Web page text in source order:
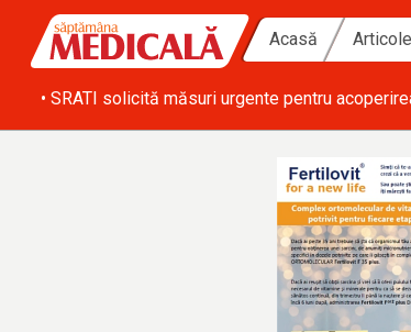
Acasă Articole
• SRATI solicită măsuri urgente pentru